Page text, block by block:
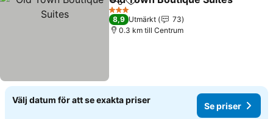
Dela Lägg till i Mina Favoriter
3 Stjärnor
8,9 Utmärkt
73
0.3 km till Centrum
Välj datum för att se exakta priser
Se priser